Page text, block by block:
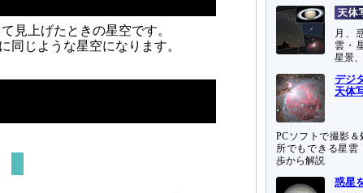
見上げたときの星空です。
同じような星空になります。
月、
雲・
星景
デジ
天体
PCソフトで撮影
所でもできる星雲
歩から解説
惑星